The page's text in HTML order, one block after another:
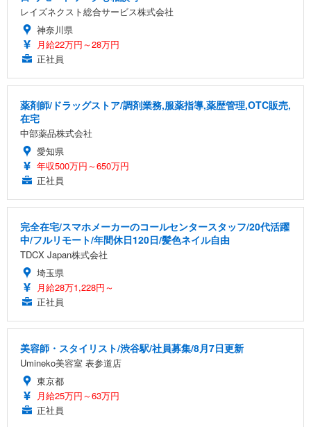
レイズネクスト総合サービス株式会社
神奈川県
月給22万円～28万円
正社員
薬剤師/ドラッグストア/調剤業務,服薬指導,薬歴管理,OTC販売,
在宅
中部薬品株式会社
愛知県
年収500万円～650万円
正社員
完全在宅/スマホメーカーのコールセンタースタッフ/20代活躍
中/フルリモート/年間休日120日/髪色ネイル自由
TDCX Japan株式会社
埼玉県
月給28万1,228円～
正社員
美容師・スタイリスト/渋谷駅/社員募集/8月7日更新
Umineko美容室 表参道店
東京都
月給25万円～63万円
正社員